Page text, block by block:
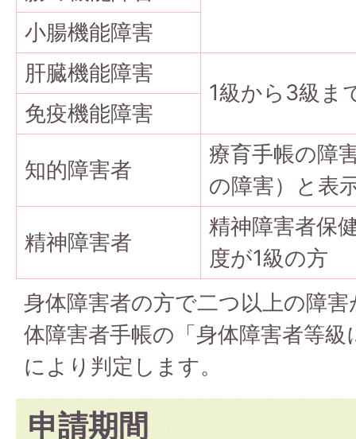
小腸機能障害
肝臓機能障害
1級から3級ま
免疫機能障害
知的障害者
療育手帳の障
の障害）と表
精神障害者
精神障害者保
度が1級の方
身体障害者の方で二つ以上の障
体障害者手帳の「身体障害者等
により判定します。
申請期間